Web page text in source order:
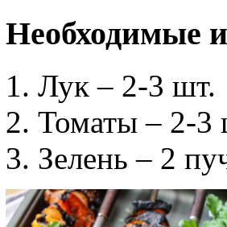
Необходимые
Лук – 2-3 шт.
Томаты – 2-3
Зелень – 2